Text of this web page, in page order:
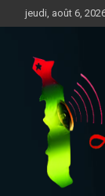
au
jeudi, août 6,